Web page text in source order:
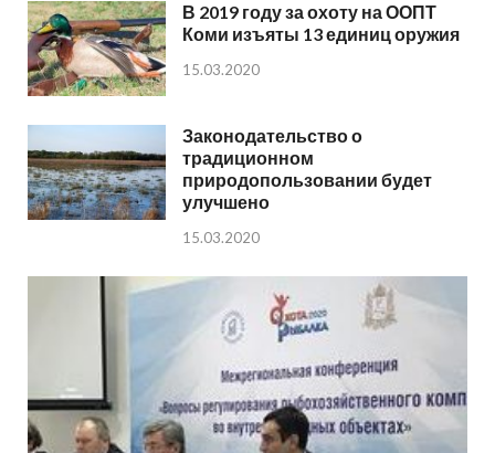
В 2019 году за охоту на ООПТ
Коми изъяты 13 единиц оружия
15.03.2020
Законодательство о
традиционном
природопользовании будет
улучшено
15.03.2020